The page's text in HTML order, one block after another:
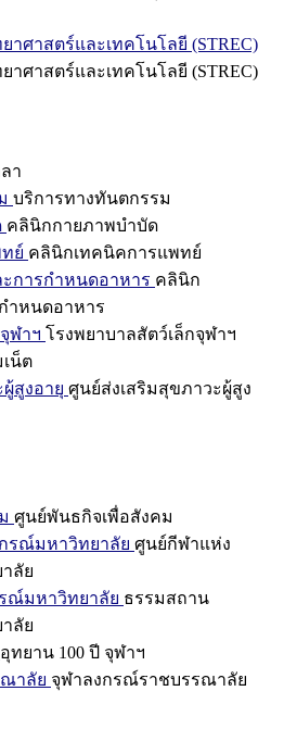
าศาสตร์และเทคโนโลยี (STREC)
าศาสตร์และเทคโนโลยี (STREC)
า
บริการทางทันตกรรม
คลินิกกายภาพบำบัด
ย์ คลินิกเทคนิคการแพทย์
การกำหนดอาหาร คลินิก
ำหนดอาหาร
ฬาฯ โรงพยาบาลสัตว์เล็กจุฬาฯ
น็ต
สูงอายุ ศูนย์ส่งเสริมสุขภาวะผู้สูง
ศูนย์พันธกิจเพื่อสังคม
รณ์มหาวิทยาลัย ศูนย์กีฬาแห่ง
ลัย
ณ์มหาวิทยาลัย ธรรมสถาน
ลัย
อุทยาน 100 ปี จุฬาฯ
าลัย จุฬาลงกรณ์ราชบรรณาลัย